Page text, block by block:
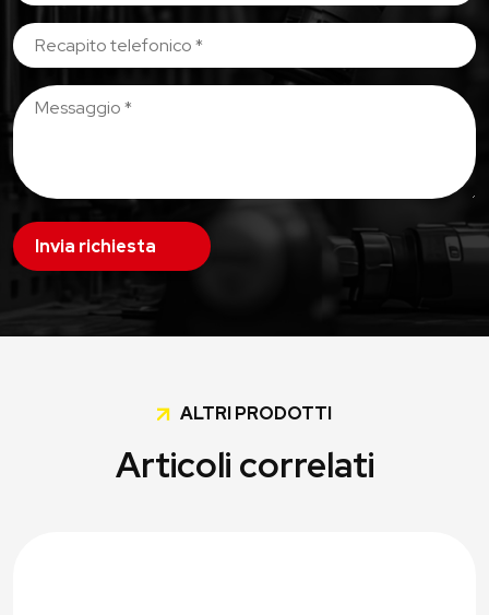
Invia richiesta
ALTRI PRODOTTI
Articoli correlati